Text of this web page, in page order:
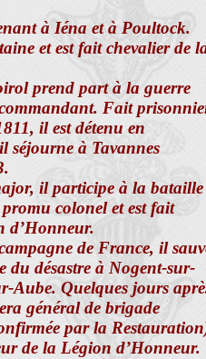
à Iéna et à Poultock.
et est fait chevalier de
prend part à la guerre
Fait
il est détenu en
séjourne à Tavannes
il participe à la bataille
colonel et est fait
d’Honneur.
de France, il
du désastre à Nogent-sur-
Aube. Quelques jours
général de brigade
par la
de la Légion d’Honneur.